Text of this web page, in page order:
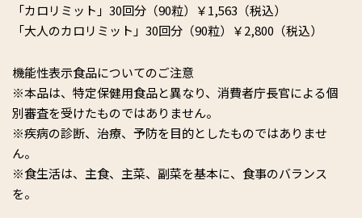
「カロリミット」30回分（90粒）￥1,563（税込）
「大人のカロリミット」30回分（90粒）￥2,800（税込）
機能性表示食品についてのご注意
※本品は、特定保健用食品と異なり、消費者庁長官による個
別審査を受けたものではありません。
※疾病の診断、治療、予防を目的としたものではありませ
ん。
※食生活は、主食、主菜、副菜を基本に、食事のバランス
を。